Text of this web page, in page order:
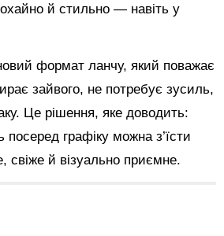
й стильно — навіть у
формат ланчу, який поважає
зайвого, не потребує зусиль,
Це рішення, яке доводить:
посеред графіку можна з’їсти
свіже й візуально приємне.